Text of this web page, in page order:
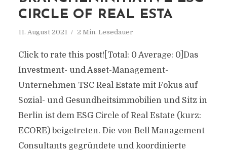
CIRCLE OF REAL ESTA
11. August 2021 2 Min. Lesedauer
Click to rate this post![Total: 0 Average: 0]Das
Investment- und Asset-Management-
Unternehmen TSC Real Estate mit Fokus auf
Sozial- und Gesundheitsimmobilien und Sitz in
Berlin ist dem ESG Circle of Real Estate (kurz:
ECORE) beigetreten. Die von Bell Management
Consultants gegründete und koordinierte